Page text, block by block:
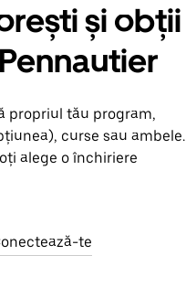
și obții
propriul tău program,
curse sau ambele.
alege o închiriere
te